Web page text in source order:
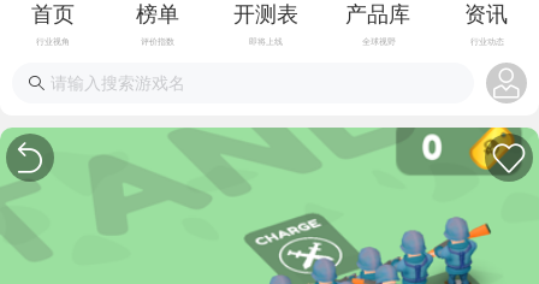
首页
行业视角
榜单
评价指数
开测表
即将上线
产品库
全球视野
资讯
行业动态